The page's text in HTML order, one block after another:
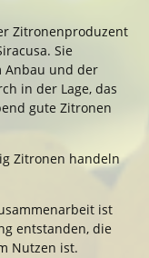
Zitronenproduzent
Sie
Anbau und der
in der Lage, das
gute Zitronen
Zitronen handeln
ist
entstanden, die
Nutzen ist.